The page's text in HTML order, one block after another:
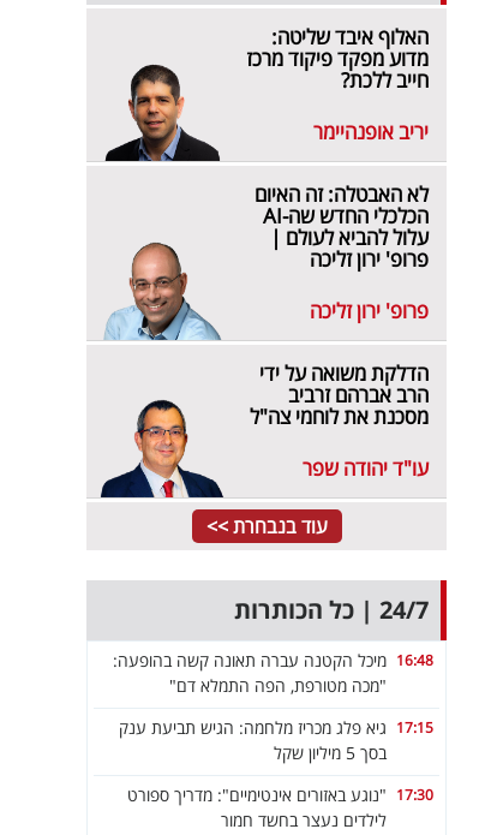
האלוף איבד שליטה:
מדוע מפקד פיקוד מרכז
חייב ללכת?
יריב אופנהיימר
לא האבטלה: זה האיום
הכלכלי החדש שה-AI
עלול להביא לעולם |
פרופ' ירון זליכה
פרופ' ירון זליכה
הדלקת משואה על ידי
הרב אברהם זרביב
מסכנת את לוחמי צה"ל
עו"ד יהודה שפר
עוד בנבחרת >>
24/7 | כל הכותרות
16:48 מיכל הקטנה עברה תאונה קשה בהופעה:
"מכה מטורפת, הפה התמלא דם"
17:15 גיא פלג מכריז מלחמה: הגיש תביעת ענק
בסך 5 מיליון שקל
17:30 "נוגע באזורים אינטימיים": מדריך ספורט
לילדים נעצר בחשד חמור